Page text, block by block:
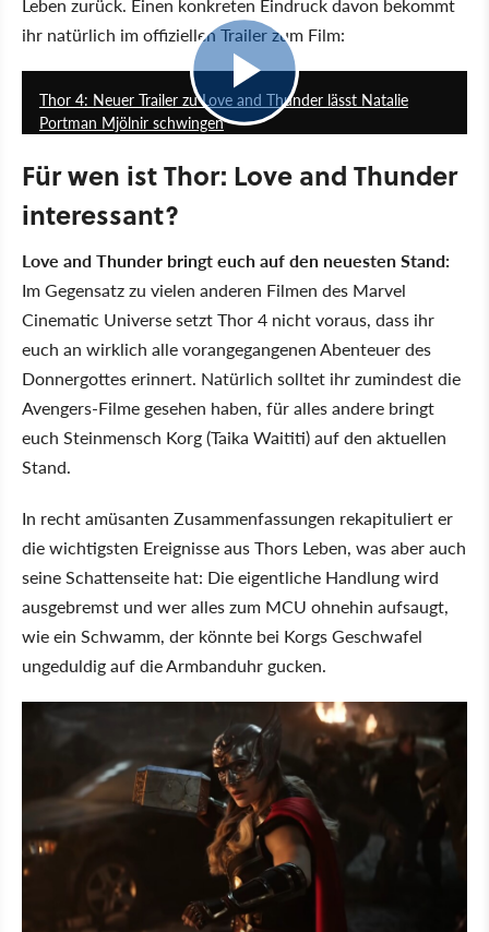
ihr natürlich im offiziellen Trailer zum Film:
Thor 4: Neuer Trailer zu Love and Thunder lässt Natalie
Portman Mjölnir schwingen
Für wen ist Thor: Love and Thunder
interessant?
Love and Thunder bringt euch auf den neuesten Stand:
Im Gegensatz zu vielen anderen Filmen des Marvel
Cinematic Universe setzt Thor 4 nicht voraus, dass ihr
euch an wirklich alle vorangegangenen Abenteuer des
Donnergottes erinnert. Natürlich solltet ihr zumindest die
Avengers-Filme gesehen haben, für alles andere bringt
euch Steinmensch Korg (Taika Waititi) auf den aktuellen
Stand.
In recht amüsanten Zusammenfassungen rekapituliert er
die wichtigsten Ereignisse aus Thors Leben, was aber auch
seine Schattenseite hat: Die eigentliche Handlung wird
ausgebremst und wer alles zum MCU ohnehin aufsaugt,
wie ein Schwamm, der könnte bei Korgs Geschwafel
ungeduldig auf die Armbanduhr gucken.